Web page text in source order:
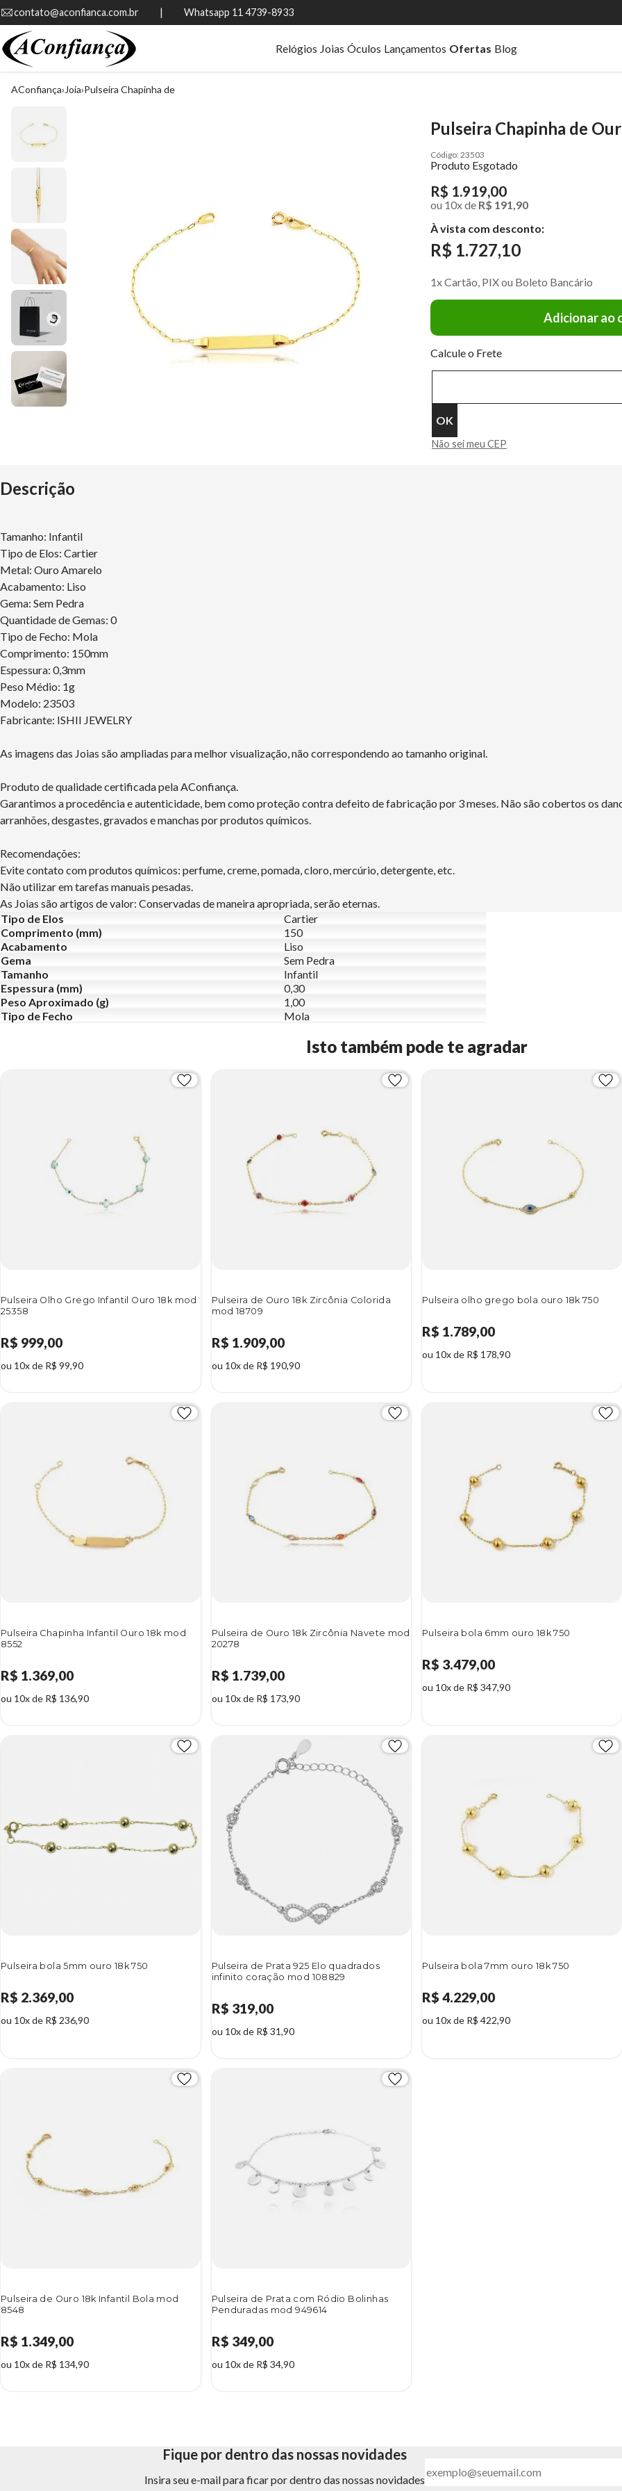
contato@aconfianca.com.br          |          Whatsapp 11 4739-8933
Relógios Joias Óculos Lançamentos Ofertas Blog
AConfiança Joia Pulseira Chapinha de
Pulseira Chapinha de
23503
Produto Esgotado
R$ 1.919,00
ou 10xde R$ 191,90
À vista com desconto:
R$ 1.727,10
1x Cartão, PIX ou Boleto Bancário
Adicionar ao
Calcule o Frete
Não sei meu CEP
Descrição
Tamanho: Infantil
Tipo de Elos: Cartier
Metal: Ouro Amarelo
Acabamento: Liso
Gema: Sem Pedra
Quantidade de Gemas: 0
Tipo de Fecho: Mola
Comprimento: 150mm
Espessura: 0,3mm
Peso Médio: 1g
Modelo: 23503
Fabricante: ISHII JEWELRY
As imagens das Joias são ampliadas para melhor visualização, não correspondendo ao tamanho original.
Produto de qualidade certificada pela AConfiança.
Garantimos a procedência e autenticidade, bem como proteção contra defeito de fabricação por 3 meses. Não são cobertos os
arranhões, desgastes, gravados e manchas por produtos químicos.
Recomendações:
Evite contato com produtos químicos: perfume, creme, pomada, cloro, mercúrio, detergente, etc.
Não utilizar em tarefas manuais pesadas.
As Joias são artigos de valor: Conservadas de maneira apropriada, serão eternas.
Tipo de Elos
Cartier
Comprimento (mm)
150
Acabamento
Liso
Gema
Sem Pedra
Tamanho
Infantil
Espessura (mm)
0,30
Peso Aproximado (g)
1,00
Tipo de Fecho
Mola
Isto também pode te agradar
Pulseira Olho Grego Infantil Ouro 18k mod
25358
R$ 999,00
ou 10x de R$ 99,90
Pulseira de Ouro 18k Zircônia Colorida
mod 18709
R$ 1.909,00
ou 10x de R$ 190,90
Pulseira olho grego bola ouro 18k 750
R$ 1.789,00
ou 10x de R$ 178,90
Pulseira Chapinha Infantil Ouro 18k mod
8552
R$ 1.369,00
ou 10x de R$ 136,90
Pulseira de Ouro 18k Zircônia Navete mod
20278
R$ 1.739,00
ou 10x de R$ 173,90
Pulseira bola 6mm ouro 18k 750
R$ 3.479,00
ou 10x de R$ 347,90
Pulseira bola 5mm ouro 18k 750
R$ 2.369,00
ou 10x de R$ 236,90
Pulseira de Prata 925 Elo quadrados
infinito coração mod 108829
R$ 319,00
ou 10x de R$ 31,90
Pulseira bola 7mm ouro 18k 750
R$ 4.229,00
ou 10x de R$ 422,90
Pulseira de Ouro 18k Infantil Bola mod
8548
R$ 1.349,00
ou 10x de R$ 134,90
Pulseira de Prata com Ródio Bolinhas
Penduradas mod 949614
R$ 349,00
ou 10x de R$ 34,90
Fique por dentro das nossas novidades
Insira seu e-mail para ficar por dentro das nossas novidades